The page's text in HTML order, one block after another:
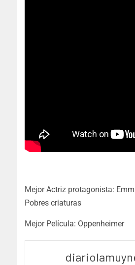
Mejor Actriz protagonista:
Pobres criaturas
Mejor Película: Oppenheimer